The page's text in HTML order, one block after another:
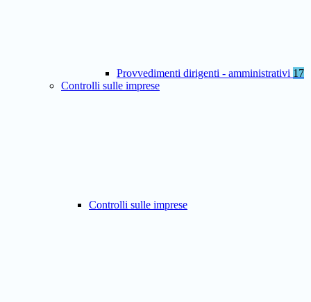
Provvedimenti dirigenti - amministrativi 17
Controlli sulle imprese
Controlli sulle imprese